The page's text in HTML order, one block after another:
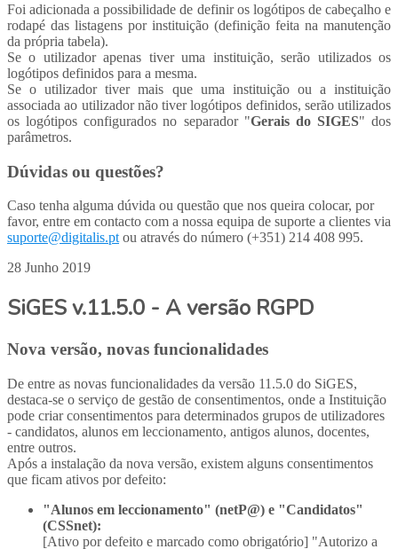
Foi adicionada a possibilidade de definir os logótipos de cabeçalho e
rodapé das listagens por instituição (definição feita na manutenção
da própria tabela).
Se o utilizador apenas tiver uma instituição, serão utilizados os
logótipos definidos para a mesma.
Se o utilizador tiver mais que uma instituição ou a instituição
associada ao utilizador não tiver logótipos definidos, serão utilizados
os logótipos configurados no separador "Gerais do SIGES" dos
parâmetros.
Dúvidas ou questões?
Caso tenha alguma dúvida ou questão que nos queira colocar, por
favor, entre em contacto com a nossa equipa de suporte a clientes via
suporte@digitalis.pt ou através do número (+351) 214 408 995.
28 Junho 2019
SiGES v.11.5.0 - A versão RGPD
Nova versão, novas funcionalidades
De entre as novas funcionalidades da versão 11.5.0 do SiGES,
destaca-se o serviço de gestão de consentimentos, onde a Instituição
pode criar consentimentos para determinados grupos de utilizadores
- candidatos, alunos em leccionamento, antigos alunos, docentes,
entre outros.
Após a instalação da nova versão, existem alguns consentimentos
que ficam ativos por defeito:
"Alunos em leccionamento" (netP@) e "Candidatos"
(CSSnet):
[Ativo por defeito e marcado como obrigatório] "Autorizo a